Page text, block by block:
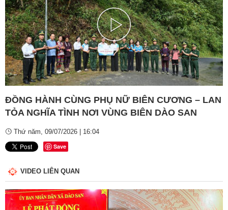
Play
Video
ĐỒNG HÀNH CÙNG PHỤ NỮ BIÊN CƯƠNG – LAN
TỎA NGHĨA TÌNH NƠI VÙNG BIÊN DÀO SAN
Thứ năm, 09/07/2026 | 16:04
Save
VIDEO LIÊN QUAN